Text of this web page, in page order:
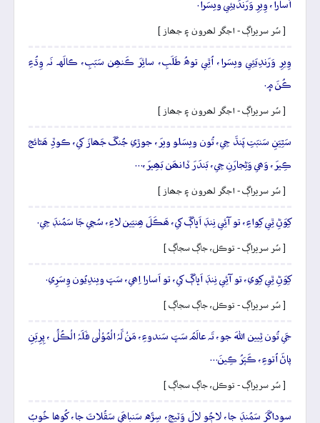
اَسارا، وِيرِ وَرَندَيئِي ويسَرا.
[ سُر سريراڳ - اجگر لھرون ۽ جھاز ]
وِيرِ وَرَندِيَئِي ويسَرا، اُٿِي توھُ طَلَبِ، سائِرَ ڪَنھِن سَبَبِ، ڪالَهہ نَہ وِڌُءِ
ڪُنَ ۾.
[ سُر سريراڳ - اجگر لھرون ۽ جھاز ]
سَٿِيَنِ سَنبَتِ پَنڌَ جِي، تُون ويسَلو ويرَ، جوڙي جُنگَ جَھازَ کي، ڪوڏِ ھَڻائج
ڪِيرَ، وَھي وَڻِجارَنِ جِي، بَندَرَ ڏانھَن بَھِيرَ،…
[ سُر سريراڳ - اجگر لھرون ۽ جھاز ]
کِوَڻِ ٿِي کِواءِ، تو آئِي نِنڊَ اَڀاڳَ کي، ھَڪَلَ ھِنيَين لاءِ، سُڄي جَا سَمُنڊَ جِي.
[ سُر سريراڳ - توڪل، جاڳ سجاڳ ]
کِوَڻِ ٿِي کِوي، تو آئِي نِنڊَ اَڀاڳَ کي، تو اَسارا اِھي، سَڀَ ويندِيُون وِسَرِي.
[ سُر سريراڳ - توڪل، جاڳ سجاڳ ]
جَي تُون ٿِيين اللهَ جو، تَہ عالَمُ سَڀَ سَندوءِ، مَنْ لَّہٗ الْمُوْلٰی فَلَہٗ الْڪُلُّ ، پِرِيَنِ
پاڻَ اُتوءِ، ڪَپَرُ ڪِينَ…
[ سُر سريراڳ - توڪل، جاڳ سجاڳ ]
سوداگَرَ سَمُنڊَ جا، لاڄُو لالَ وَٽيجِ، سِڙَه سَنباھَي سَقُلاتَ جا، کُوھا خُوبُ